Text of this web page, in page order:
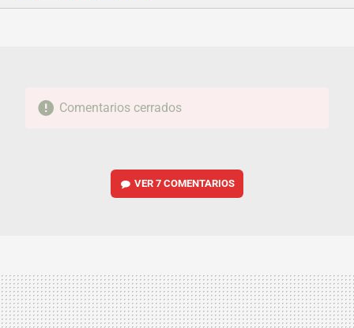
FACEBOOKTWITTERFLIPBOARD
E-
WHATSAPP
Comentarios cerrados
VER7 COMENTARIOS